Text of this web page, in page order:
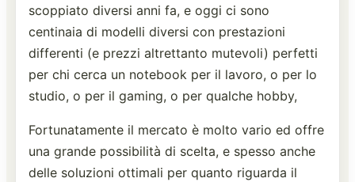
scoppiato diversi anni fa, e oggi ci sono
centinaia di modelli diversi con prestazioni
differenti (e prezzi altrettanto mutevoli) perfetti
per chi cerca un notebook per il lavoro, o per lo
studio, o per il gaming, o per qualche hobby,
Fortunatamente il mercato è molto vario ed offre
una grande possibilità di scelta, e spesso anche
delle soluzioni ottimali per quanto riguarda il